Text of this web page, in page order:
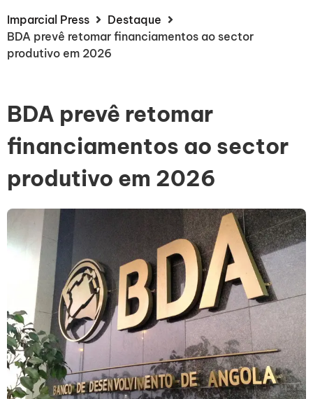
Imparcial Press
Destaque
BDA prevê retomar financiamentos ao sector
produtivo em 2026
BDA prevê retomar
financiamentos ao sector
produtivo em 2026